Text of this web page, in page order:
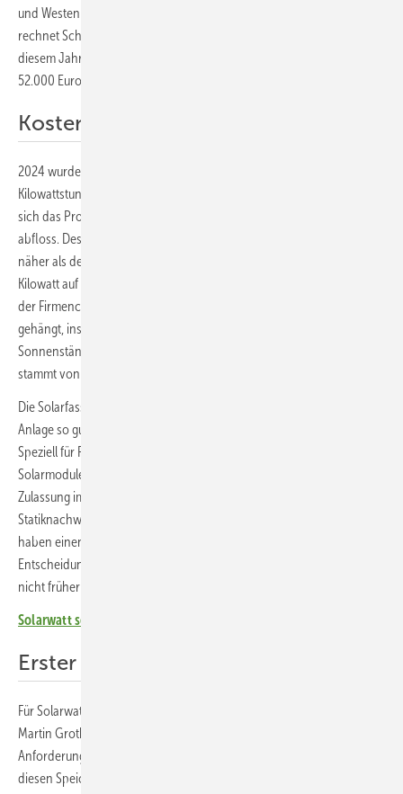
und Westen ausgerichtet. „Das hat sich schnell bemerkbar gemacht“,
rechnet Schoch vor. „Die Anlage ging im März 2023 in Betrieb. In
diesem Jahr mussten wir noch 194.000 Kilowattstunden kaufen, für
52.000 Euro.“
Kosten mit Sonnenstrom reduziert
2024 wurden bei den Stadtwerken Görlitz noch 110.300
Kilowattstunden gekauft, für insgesamt 34.000 Euro. Allerdings ergab
sich das Problem, dass im Sommer zu viel Sonnenstrom ins Netz
abfloss. Deshalb musste die Firma noch viel Strom zukaufen. Was lag
näher als der nächste Schritt? „Im Mai 2025 haben wir weitere 35,6
Kilowatt auf unsere Dächer installiert, 84 neue Solarmodule“, berichtet
der Firmenchef. „Und wir haben Solarmodule an unsere Fassaden
gehängt, insgesamt 180 Module.“ Damit will er Strom bei tiefen
Sonnenständen ernten, vornehmlich im Winter. Das Montagesystem
stammt von der Firma Fischer.
Die Solarfassaden leisten rund 67 Kilowatt. Weil es bei der ersten
Anlage so gut geklappt hatte, ging der Auftrag erneut an Solarwatt.
Speziell für Fassaden hat der Dresdner Systemanbieter die
Solarmodule Vision Construct mit allgemeiner bauaufsichtlicher
Zulassung im Portfolio. Dadurch entfällt der gesonderte
Statiknachweis, die Module werden unkompliziert montiert. „Und wir
haben einen Stromspeicher einbauen lassen“, erzählt Schoch. „Diese
Entscheidung hat sich richtig gelohnt. Die Frage ist, warum wir das
nicht früher gemacht haben.“
Solarwatt setzt auf größere Speicher für Gewerbe und Industrie
Erster Großspeicher für Solarwatt
Für Solarwatt war es der erste Großspeicher. Das Projektteam um
Martin Grothkopp und Jan Löper kannte den Betrieb und seine
Anforderungen bereits, von der Solarinstallation im Jahr 2023. „In
diesen Speicherprojekt kombinieren wir Lastspitzenkappung mit der